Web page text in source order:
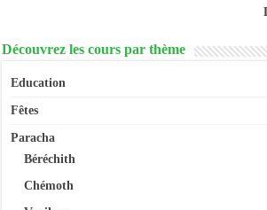
Découvrez les cours par thème
Education
Fêtes
Paracha
Béréchith
Chémoth